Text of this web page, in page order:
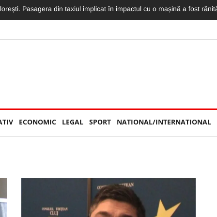
într-o piscină din Cluj: „În stânga țineam bebelușul de 4 luni, în
ECONOMIC LEGAL SPORT NATIONAL/INTERNATIONAL